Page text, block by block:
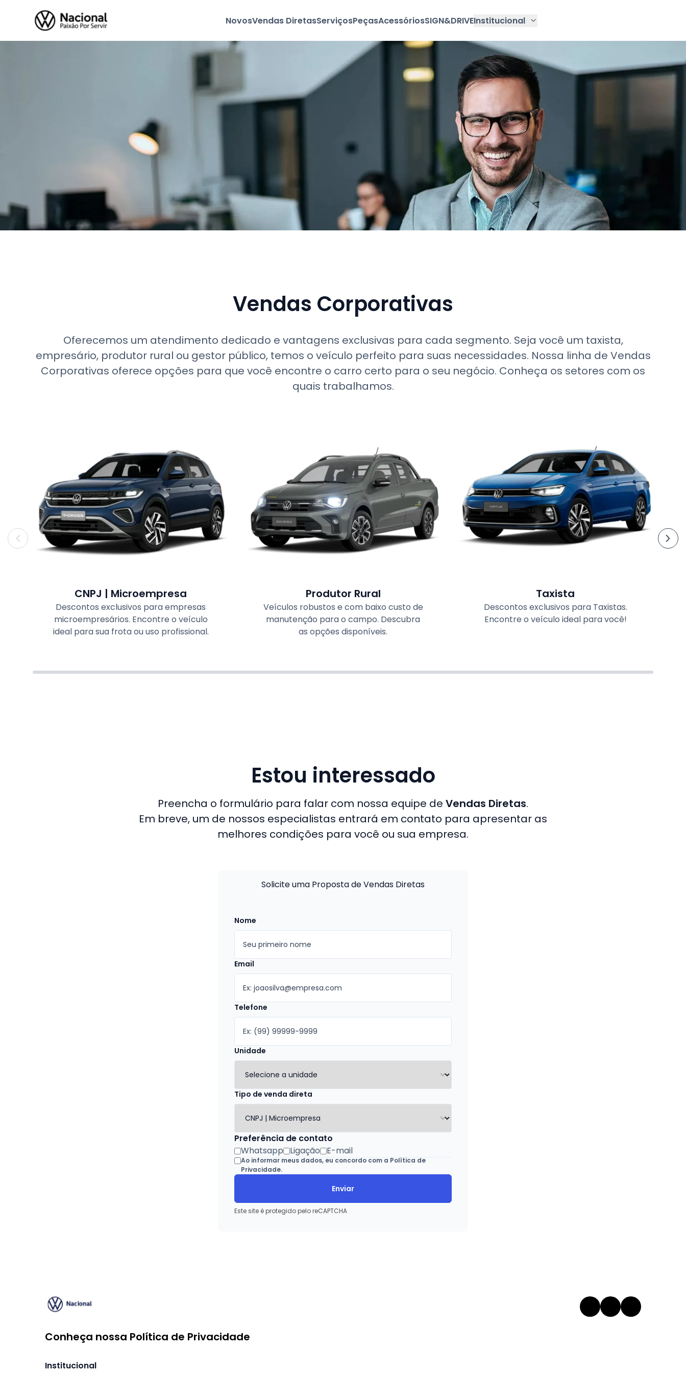
NovosVendas DiretasServiçosPeçasAcessóriosSIGN&DRIVEInstitucional
Vendas Corporativas
Oferecemos um atendimento dedicado e vantagens exclusivas para cada segmento. Seja você um taxista,
empresário, produtor rural ou gestor público, temos o veículo perfeito para suas necessidades. Nossa linha de Vendas
Corporativas oferece opções para que você encontre o carro certo para o seu negócio. Conheça os setores com os
quais trabalhamos.
CNPJ | Microempresa
Descontos exclusivos para empresas
microempresários. Encontre o veículo
ideal para sua frota ou uso profissional.
Produtor Rural
Veículos robustos e com baixo custo de
manutenção para o campo. Descubra
as opções disponíveis.
Taxista
Descontos exclusivos para Taxistas.
Encontre o veículo ideal para você!
Estou interessado
Preencha o formulário para falar com nossa equipe de Vendas Diretas.
Em breve, um de nossos especialistas entrará em contato para apresentar as
melhores condições para você ou sua empresa.
Solicite uma Proposta de Vendas Diretas
Nome
Email
Telefone
Unidade
Tipo de venda direta
Preferência de contato
Whatsapp
Ligação E-mail
Ao informar meus dados, eu concordo com a Política de
Privacidade.
Enviar
Este site é protegido pelo reCAPTCHA
Conheça nossa Política de Privacidade
Institucional